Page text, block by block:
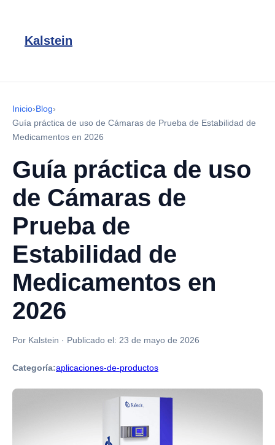
Kalstein
Inicio›Blog›
Guía práctica de uso de Cámaras de Prueba de Estabilidad de
Medicamentos en 2026
Guía práctica de uso
de Cámaras de
Prueba de
Estabilidad de
Medicamentos en
2026
Por Kalstein · Publicado el: 23 de mayo de 2026
Categoría:aplicaciones-de-productos